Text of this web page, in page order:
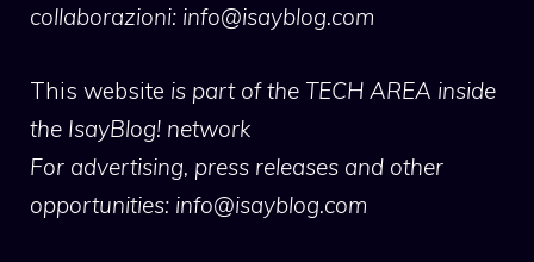
collaborazioni: info@isayblog.com
This website is part of the TECH AREA inside
the IsayBlog! network
For advertising, press releases and other
opportunities: info@isayblog.com